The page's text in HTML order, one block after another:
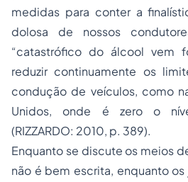
medidas para conter a
dolosa de nossos
“catastrófico do álcool vem
reduzir continuamente os
condução de veículos, como
Unidos, onde é zero o
(RIZZARDO: 2010, p. 389).
Enquanto se discute os meios
não é bem escrita, enquanto